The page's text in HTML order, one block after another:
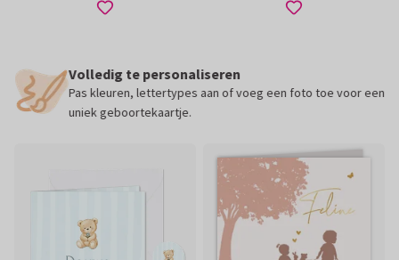
Volledig te personaliseren
Pas kleuren, lettertypes aan of voeg een foto toe voor een
uniek geboortekaartje.